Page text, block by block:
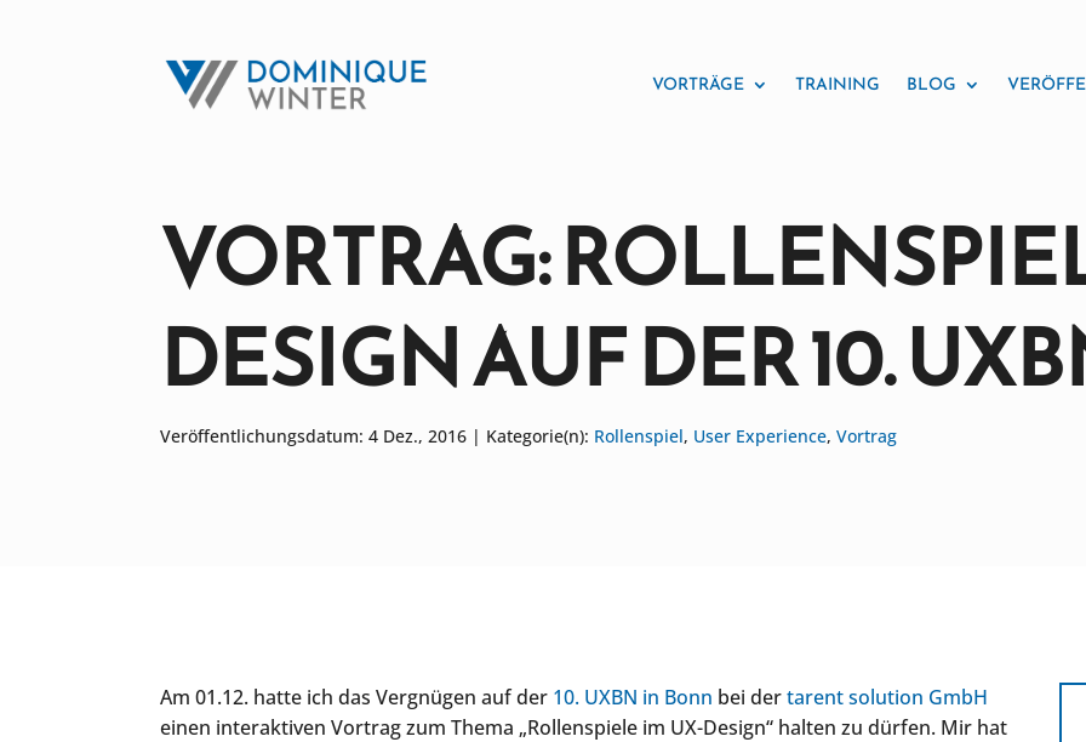
VORTRÄGE TRAINING BLOG
VORTRAG:
DESIGN AUF DER 10.
Veröffentlichungsdatum: 4 Dez., 2016 | Kategorie(n): Rollenspiel, User Experience, Vortrag
Am 01.12. hatte ich das Vergnügen auf der 10. UXBN in Bonn bei dertarent solution GmbH
einen interaktiven Vortrag zum Thema „Rollenspiele im UX-Design“ halten zu dürfen. Mir hat